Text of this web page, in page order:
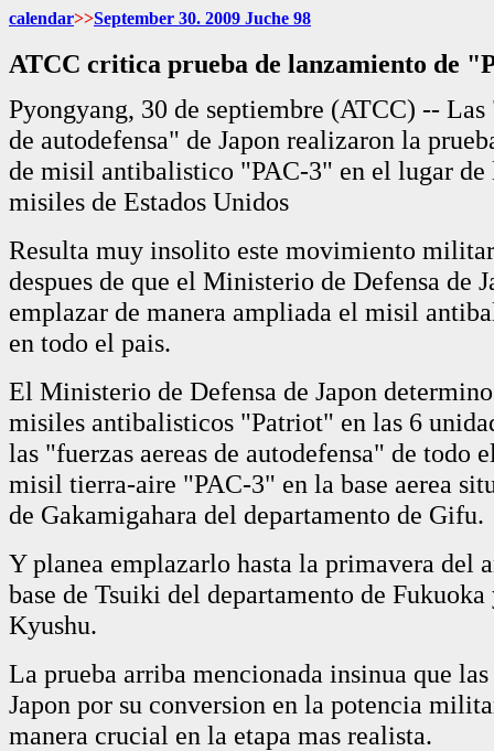
calendar>>September 30. 2009 Juche 98
ATCC critica prueba de lanzamiento de
Pyongyang, 30 de septiembre (ATCC) -- Las
de autodefensa" de Japon realizaron la
de misil antibalistico "PAC-3" en el lugar de
misiles de Estados Unidos
Resulta muy insolito este movimiento
despues de que el Ministerio de Defensa de
emplazar de manera ampliada el misil
en todo el pais.
El Ministerio de Defensa de Japon
misiles antibalisticos "Patriot" en las 6
las "fuerzas aereas de autodefensa" de todo
misil tierra-aire "PAC-3" en la base aerea
de Gakamigahara del departamento de Gifu.
Y planea emplazarlo hasta la primavera del
base de Tsuiki del departamento de
Kyushu.
La prueba arriba mencionada insinua que
Japon por su conversion en la potencia
manera crucial en la etapa mas realista.